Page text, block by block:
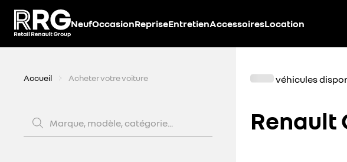
NeufOccasionRepriseEntretienAccessoiresLocation
Accueil Acheter votre voiture véhicules
Renault